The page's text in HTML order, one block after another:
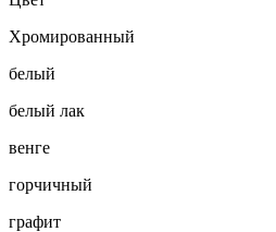
Хромированный
белый
белый лак
венге
горчичный
графит